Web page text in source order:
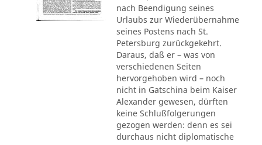
nach Beendigung seines
Urlaubs zur Wiederübernahme
seines Postens nach St.
Petersburg zurückgekehrt.
Daraus, daß er – was von
verschiedenen Seiten
hervorgehoben wird – noch
nicht in Gatschina beim Kaiser
Alexander gewesen, dürften
keine Schlußfolgerungen
gezogen werden: denn es sei
durchaus nicht diplomatische